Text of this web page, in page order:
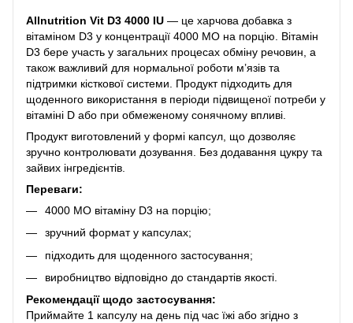
Allnutrition Vit D3 4000 IU — це харчова добавка з
вітаміном D3 у концентрації 4000 МО на порцію. Вітамін
D3 бере участь у загальних процесах обміну речовин, а
також важливий для нормальної роботи м’язів та
підтримки кісткової системи. Продукт підходить для
щоденного використання в періоди підвищеної потреби у
вітаміні D або при обмеженому сонячному впливі.
Продукт виготовлений у формі капсул, що дозволяє
зручно контролювати дозування. Без додавання цукру та
зайвих інгредієнтів.
Переваги:
4000 МО вітаміну D3 на порцію;
зручний формат у капсулах;
підходить для щоденного застосування;
виробництво відповідно до стандартів якості.
Рекомендації щодо застосування:
Приймайте 1 капсулу на день під час їжі або згідно з